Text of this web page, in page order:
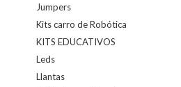
Jumpers
Kits carro de Robótica
KITS EDUCATIVOS
Leds
Llantas